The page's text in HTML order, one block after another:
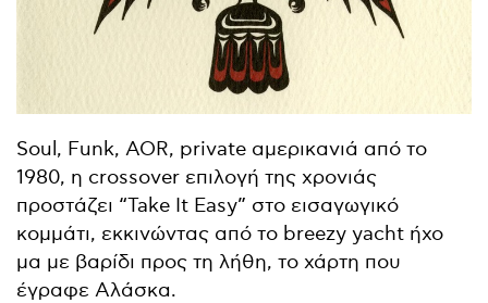
Soul, Funk, AOR, private αμερικανιά από το
1980, η crossover επιλογή της χρονιάς
προστάζει “Take It Easy” στο εισαγωγικό
κομμάτι, εκκινώντας από το breezy yacht ήχο
μα με βαρίδι προς τη λήθη, το χάρτη που
έγραφε Αλάσκα.